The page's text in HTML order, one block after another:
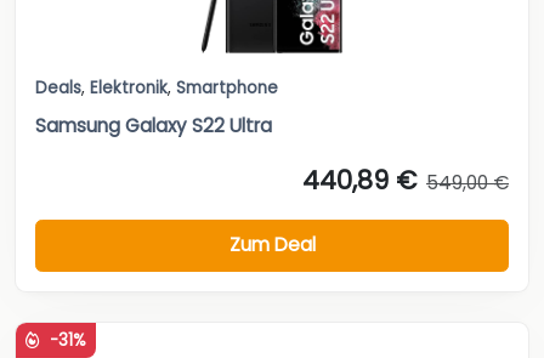
Deals, Elektronik, Smartphone
Samsung Galaxy S22 Ultra
440,89 € 549,00 €
Zum Deal
-31%